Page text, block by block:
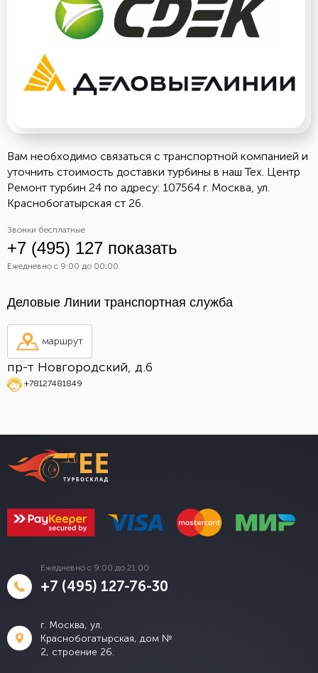
Вам необходимо связаться с транспортной компанией и
уточнить стоимость доставки турбины в наш Тех. Центр
Ремонт турбин 24 по адресу: 107564 г. Москва, ул.
Краснобогатырская ст 26.
Звонки бесплатные
+7 (495) 127 показать
Ежедневно с 9:00 до 00:00
Деловые Линии транспортная служба
маршрут
пр-т Новгородский, д.6
+78127481849
Ежедневно с 9:00 до 21:00
+7 (495) 127-76-30
г. Москва, ул.
Краснобогатырская, дом №
2, строение 26.